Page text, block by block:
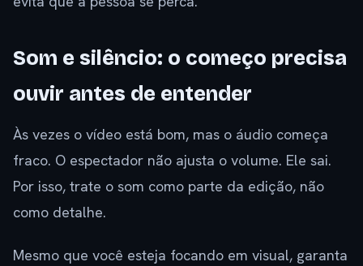
Som e silêncio: o começo precisa
ouvir antes de entender
Às vezes o vídeo está bom, mas o áudio começa
fraco. O espectador não ajusta o volume. Ele sai.
Por isso, trate o som como parte da edição, não
como detalhe.
Mesmo que você esteja focando em visual, garanta